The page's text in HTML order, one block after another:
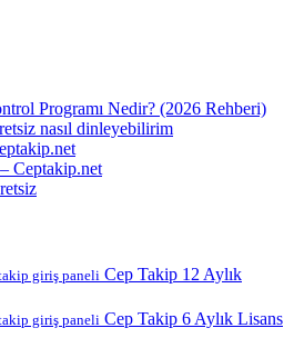
Programı Nedir? (2026 Rehberi)
nasıl dinleyebilirim
Ceptakip.net
giriş paneli Cep Takip 12 Aylık
giriş paneli Cep Takip 6 Aylık Lisans